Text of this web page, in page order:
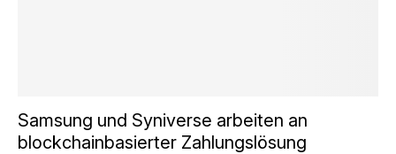
Samsung und Syniverse arbeiten an
blockchainbasierter Zahlungslösung